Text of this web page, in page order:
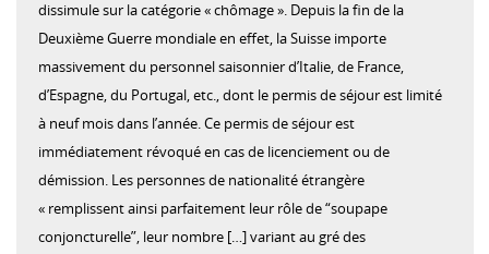
dissimule sur la catégorie « chômage ». Depuis la fin de la
Deuxième Guerre mondiale en effet, la Suisse importe
massivement du personnel saisonnier d’Italie, de France,
d’Espagne, du Portugal, etc., dont le permis de séjour est limité
à neuf mois dans l’année. Ce permis de séjour est
immédiatement révoqué en cas de licenciement ou de
démission. Les personnes de nationalité étrangère
« remplissent ainsi parfaitement leur rôle de “soupape
conjoncturelle”, leur nombre […] variant au gré des